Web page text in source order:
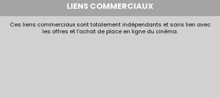
LIENS COMMERCIAUX
Ces liens commerciaux sont totalement indépendants et sans lien avec
les offres et l'achat de place en ligne du cinéma.